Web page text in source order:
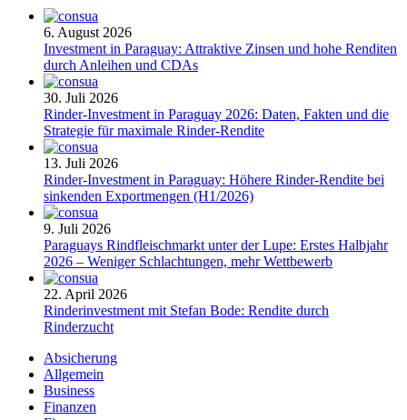
6. August 2026
Investment in Paraguay: Attraktive Zinsen und hohe Renditen
durch Anleihen und CDAs
30. Juli 2026
Rinder-Investment in Paraguay 2026: Daten, Fakten und die
Strategie für maximale Rinder-Rendite
13. Juli 2026
Rinder-Investment in Paraguay: Höhere Rinder-Rendite bei
sinkenden Exportmengen (H1/2026)
9. Juli 2026
Paraguays Rindfleischmarkt unter der Lupe: Erstes Halbjahr
2026 – Weniger Schlachtungen, mehr Wettbewerb
22. April 2026
Rinderinvestment mit Stefan Bode: Rendite durch
Rinderzucht
Absicherung
Allgemein
Business
Finanzen